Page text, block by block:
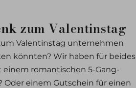
zum Valentinstag
Valentinstag unternehmen
könnten? Wir haben für beides
romantischen 5-Gang-
Oder einem Gutschein für einen